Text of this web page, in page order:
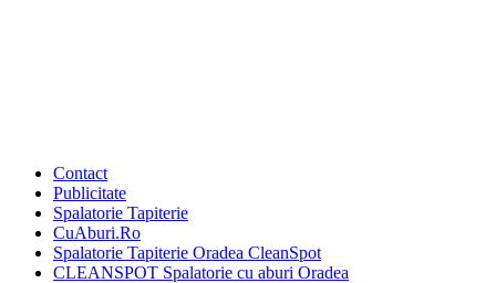
Contact
Publicitate
Spalatorie Tapiterie
CuAburi.Ro
Spalatorie Tapiterie Oradea CleanSpot
CLEANSPOT Spalatorie cu aburi Oradea